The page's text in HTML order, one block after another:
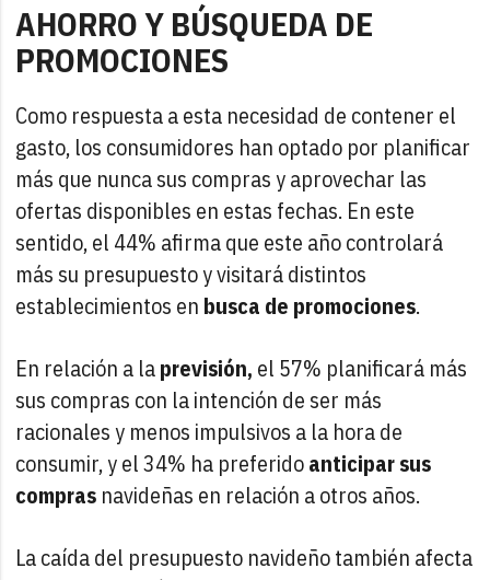
AHORRO Y BÚSQUEDA DE
PROMOCIONES
Como respuesta a esta necesidad de contener el
gasto, los consumidores han optado por planificar
más que nunca sus compras y aprovechar las
ofertas disponibles en estas fechas. En este
sentido, el 44% afirma que este año controlará
más su presupuesto y visitará distintos
establecimientos en busca de promociones.
En relación a laprevisión, el 57% planificará más
sus compras con la intención de ser más
racionales y menos impulsivos a la hora de
consumir, y el 34% ha preferidoanticipar sus
compras navideñas en relación a otros años.
La caída del presupuesto navideño también afecta